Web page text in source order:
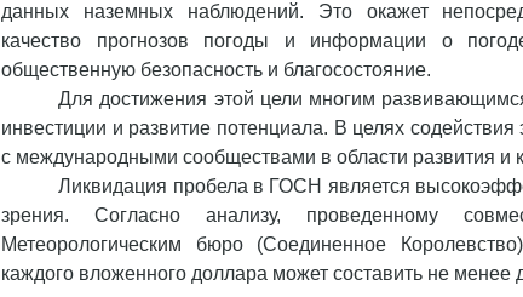
данных наземных наблюдений. Это окажет
качество прогнозов погоды и информации о
общественную безопасность и благосостояние.
Для достижения этой цели многим
инвестиции и развитие потенциала. В целях
с международными сообществами в области развития и
Ликвидация пробела в ГОСН является
зрения. Согласно анализу, проведенному
Метеорологическим бюро (Соединенное
каждого вложенного доллара может составить не менее